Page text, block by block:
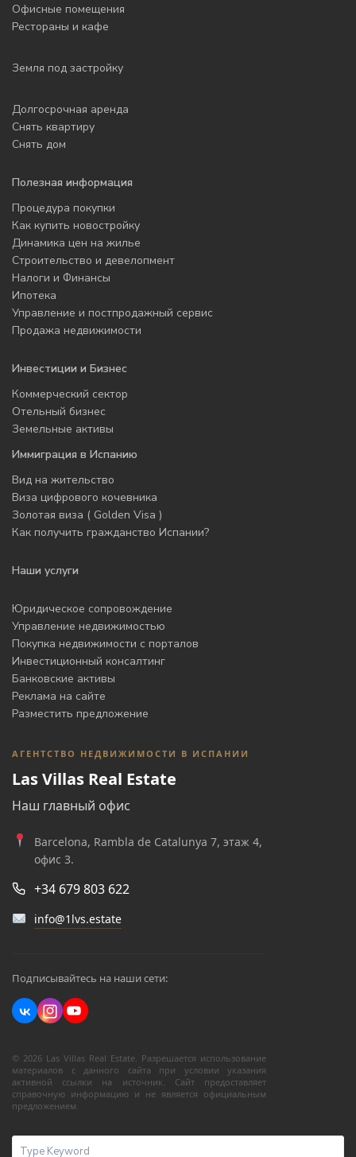
Офисные помещения
Рестораны и кафе
Земля под застройку
Долгосрочная аренда
Снять квартиру
Снять дом
Полезная информация
Процедура покупки
Как купить новостройку
Динамика цен на жилье
Строительство и девелопмент
Налоги и Финансы
Ипотека
Управление и постпродажный сервис
Продажа недвижимости
Инвестиции и Бизнес
Коммерческий сектор
Отельный бизнес
Земельные активы
Иммиграция в Испанию
Вид на жительство
Виза цифрового кочевника
Золотая виза ( Golden Visa )
Как получить гражданство Испании?
Наши услуги
Юридическое сопровождение
Управление недвижимостью
Покупка недвижимости с порталов
Инвестиционный консалтинг
Банковские активы
Реклама на сайте
Разместить предложение
АГЕНТСТВО НЕДВИЖИМОСТИ В ИСПАНИИ
Las Villas Real Estate
Наш главный офис
Barcelona, Rambla de Catalunya 7, этаж 4,
офис 3.
+34 679 803 622
info@1lvs.estate
Подписывайтесь на наши сети:
© 2026 Las Villas Real Estate. Разрешается использование
материалов с данного сайта при условии указания
активной ссылки на источник. Сайт предоставляет
справочную информацию и не является официальным
предложением.